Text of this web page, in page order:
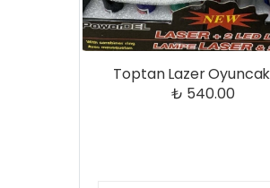
Toptan Lazer
₺ 540.00